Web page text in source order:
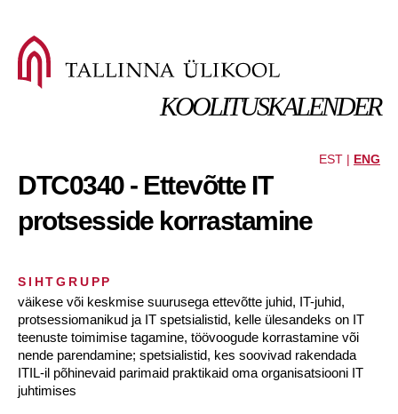
KOOLITUSKALENDER
EST | ENG
DTC0340 - Ettevõtte IT
protsesside korrastamine
SIHTGRUPP
väikese või keskmise suurusega ettevõtte juhid, IT-juhid,
protsessiomanikud ja IT spetsialistid, kelle ülesandeks on IT
teenuste toimimise tagamine, töövoogude korrastamine või
nende parendamine; spetsialistid, kes soovivad rakendada
ITIL-il põhinevaid parimaid praktikaid oma organisatsiooni IT
juhtimises